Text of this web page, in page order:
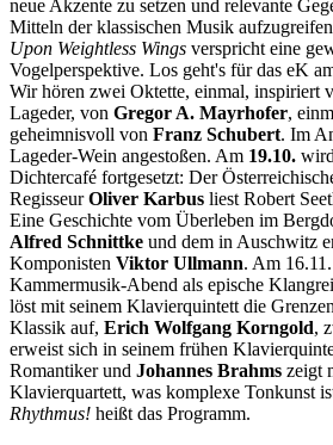
neue Akzente zu setzen und relevante
Mitteln der klassischen Musik
Upon Weightless Wings verspricht eine
Vogelperspektive. Los geht's für das eK
Wir hören zwei Oktette, einmal, inspiriert
Lageder, von Gregor A. Mayrhofer,
geheimnisvoll von Franz Schubert. Im
Lageder-Wein angestoßen. Am 19.10.
Dichtercafé fortgesetzt: Der
RegisseurOliver Karbus liest Robert
Eine Geschichte vom Überleben im
Alfred Schnittke und dem in Auschwitz
Komponisten Viktor Ullmann. Am
Kammermusik-Abend als epische
löst mit seinem Klavierquintett die
Klassik auf, Erich Wolfgang Korngold,
erweist sich in seinem frühen
Romantiker und Johannes Brahms zeigt
Klavierquartett, was komplexe Tonkunst
Rhythmus! heißt das Programm.